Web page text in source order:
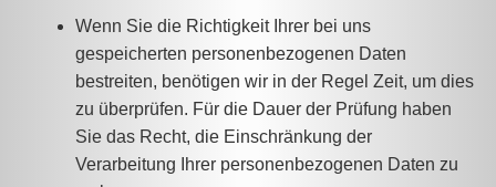
Wenn Sie die Richtigkeit Ihrer bei uns
gespeicherten personenbezogenen Daten
bestreiten, benötigen wir in der Regel Zeit, um dies
zu überprüfen. Für die Dauer der Prüfung haben
Sie das Recht, die Einschränkung der
Verarbeitung Ihrer personenbezogenen Daten zu